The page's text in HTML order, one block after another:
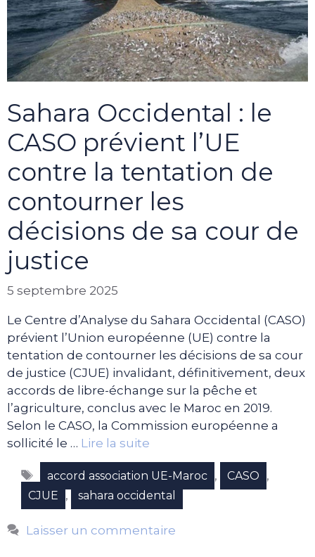
Sahara Occidental : le
CASO prévient l’UE
contre la tentation de
contourner les
décisions de sa cour de
justice
5 septembre 2025
Le Centre d’Analyse du Sahara Occidental (CASO)
prévient l’Union européenne (UE) contre la
tentation de contourner les décisions de sa cour
de justice (CJUE) invalidant, définitivement, deux
accords de libre-échange sur la pêche et
l’agriculture, conclus avec le Maroc en 2019.
Selon le CASO, la Commission européenne a
sollicité le … Lire la suite
Étiquettes
accord association UE-Maroc , CASO ,
CJUE , sahara occidental
Laisser un commentaire